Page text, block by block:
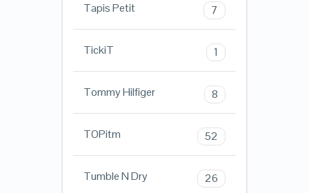
Tapis Petit 7
TickiT 1
Tommy Hilfiger 8
TOPitm 52
Tumble N Dry 26